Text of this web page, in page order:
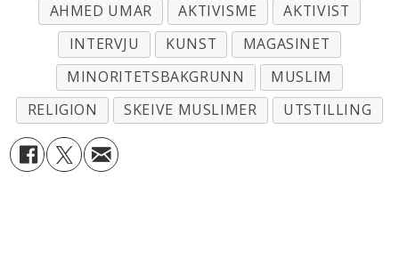
AHMED UMAR AKTIVISME
AKTIVIST
INTERVJU
KUNST
MAGASINET
MINORITETSBAKGRUNN
MUSLIM
RELIGION
SKEIVE MUSLIMER UTSTILLING